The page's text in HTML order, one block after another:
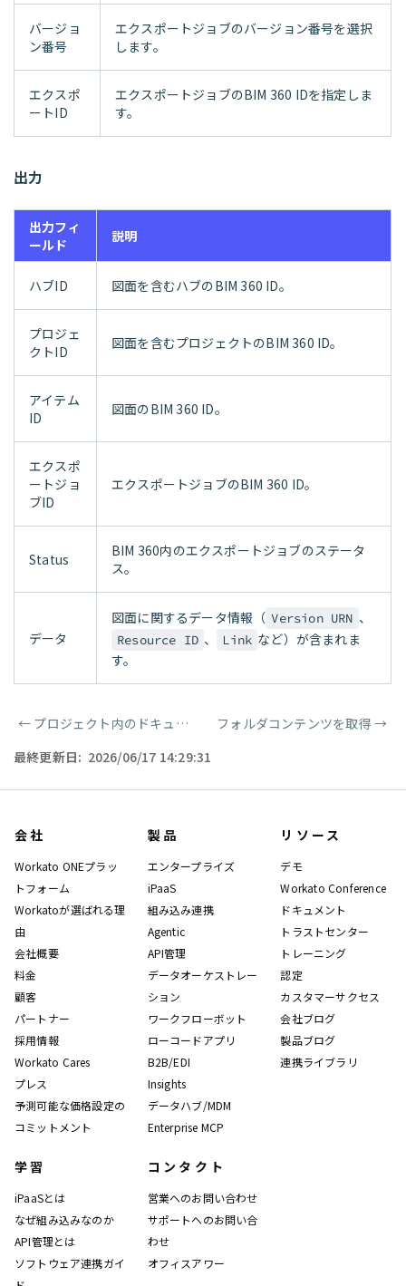
バージョ
ン番号
エクスポートジョブのバージョン番号を選択
します。
エクスポ
ートID
エクスポートジョブのBIM 360 IDを指定しま
す。
出力
出力フィ
ールド
説明
ハブID 図面を含むハブのBIM 360 ID。
プロジェ
クトID
図面を含むプロジェクトのBIM 360 ID。
アイテム
ID
図面のBIM 360 ID。
エクスポ
ートジョ
ブID
エクスポートジョブのBIM 360 ID。
Status
BIM 360内のエクスポートジョブのステータ
ス。
データ
図面に関するデータ情報（ Version URN 、
Resource ID 、 Link など）が含まれま
す。
ページャー
← プロジェクト内のドキュメントを取得 フォルダコンテンツを取得 →
最終更新日: 2026/06/17 14:29:31
会社
Workato ONEプラッ
トフォーム
Workatoが選ばれる理
由
会社概要
料金
顧客
パートナー
採用情報
Workato Cares
プレス
予測可能な価格設定の
コミットメント
製品
エンタープライズ
iPaaS
組み込み連携
Agentic
API管理
データオーケストレー
ション
ワークフローボット
ローコードアプリ
B2B/EDI
Insights
データハブ/MDM
Enterprise MCP
リソース
デモ
Workato Conference
ドキュメント
トラストセンター
トレーニング
認定
カスタマーサクセス
会社ブログ
製品ブログ
連携ライブラリ
学習
iPaaSとは
なぜ組み込みなのか
API管理とは
ソフトウェア連携ガイ
コンタクト
営業へのお問い合わせ
サポートへのお問い合
わせ
オフィスアワー